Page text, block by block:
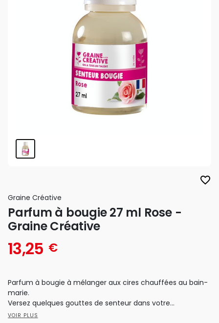
favorite_border
Graine Créative
Parfum à bougie 27 ml Rose -
Graine Créative
13,25 €
Parfum à bougie à mélanger aux cires chauffées au bain-
marie.
Versez quelques gouttes de senteur dans votre...
VOIR PLUS